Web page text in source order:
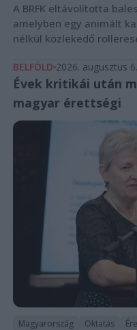
A BRFK eltávolította
amelyben egy animált
nélkül közlekedő
BELFÖLD 2026. augusztus 6.
Évek kritikái után
magyar érettségi
Magyarország Oktatás